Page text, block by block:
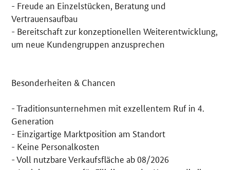
- Freude an Einzelstücken, Beratung und
Vertrauensaufbau
- Bereitschaft zur konzeptionellen Weiterentwicklung,
um neue Kundengruppen anzusprechen
Besonderheiten & Chancen
- Traditionsunternehmen mit exzellentem Ruf in 4.
Generation
- Einzigartige Marktposition am Standort
- Keine Personalkosten
- Voll nutzbare Verkaufsfläche ab 08/2026